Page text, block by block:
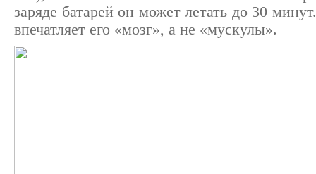
заряде батарей он может летать до 30
впечатляет его «мозг», а не «мускулы».